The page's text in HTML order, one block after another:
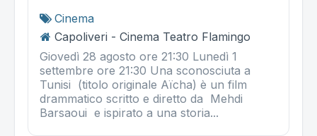
Cinema
Capoliveri - Cinema Teatro Flamingo
Giovedì 28 agosto ore 21:30 Lunedì 1
settembre ore 21:30 Una sconosciuta a
Tunisi (titolo originale Aïcha) è un film
drammatico scritto e diretto da Mehdi
Barsaoui e ispirato a una storia...